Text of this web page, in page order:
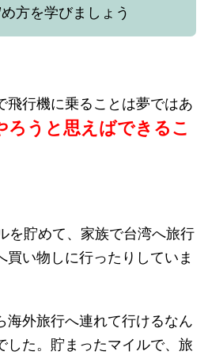
方を学びましょう
飛行機に乗ることは夢ではあ
ろうと思えばできるこ
を貯めて、家族で台湾へ旅行
買い物しに行ったりしていま
海外旅行へ連れて行けるなん
した。貯まったマイルで、旅